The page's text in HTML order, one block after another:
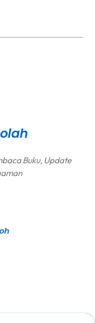
Buku, Update